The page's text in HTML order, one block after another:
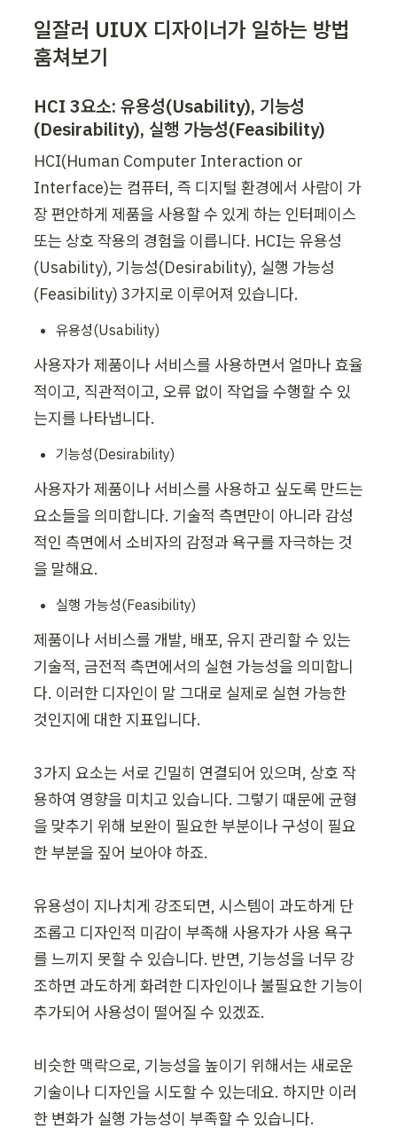
일잘러 UIUX 디자이너가 일하는 방법
훔쳐보기
HCI 3요소: 유용성(Usability), 기능성
(Desirability), 실행 가능성(Feasibility)
HCI(Human Computer Interaction or
Interface)는 컴퓨터, 즉 디지털 환경에서 사람이 가
장 편안하게 제품을 사용할 수 있게 하는 인터페이스
또는 상호 작용의 경험을 이릅니다. HCI는 유용성
(Usability), 기능성(Desirability), 실행 가능성
(Feasibility) 3가지로 이루어져 있습니다.
유용성(Usability)
사용자가 제품이나 서비스를 사용하면서 얼마나 효율
적이고, 직관적이고, 오류 없이 작업을 수행할 수 있
는지를 나타냅니다.
기능성(Desirability)
사용자가 제품이나 서비스를 사용하고 싶도록 만드는
요소들을 의미합니다. 기술적 측면만이 아니라 감성
적인 측면에서 소비자의 감정과 욕구를 자극하는 것
을 말해요.
실행 가능성(Feasibility)
제품이나 서비스를 개발, 배포, 유지 관리할 수 있는
기술적, 금전적 측면에서의 실현 가능성을 의미합니
다. 이러한 디자인이 말 그대로 실제로 실현 가능한
것인지에 대한 지표입니다.
3가지 요소는 서로 긴밀히 연결되어 있으며, 상호 작
용하여 영향을 미치고 있습니다. 그렇기 때문에 균형
을 맞추기 위해 보완이 필요한 부분이나 구성이 필요
한 부분을 짚어 보아야 하죠.
유용성이 지나치게 강조되면, 시스템이 과도하게 단
조롭고 디자인적 미감이 부족해 사용자가 사용 욕구
를 느끼지 못할 수 있습니다. 반면, 기능성을 너무 강
조하면 과도하게 화려한 디자인이나 불필요한 기능이
추가되어 사용성이 떨어질 수 있겠죠.
비슷한 맥락으로, 기능성을 높이기 위해서는 새로운
기술이나 디자인을 시도할 수 있는데요. 하지만 이러
한 변화가 실행 가능성이 부족할 수 있습니다.